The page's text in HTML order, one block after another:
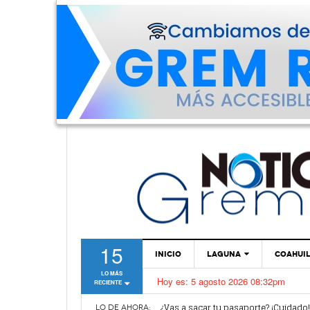
15
LO MÁS
RECIENTE
INICIO LAGUNA
TORREÓN
GÓMEZ PALACIO
Hoy es: 5 agosto 2026 08:32pm
LO DE AHORA:
Van por mejoras al sistema de